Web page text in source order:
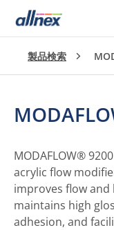
製品検索
MODAFLOW®
acrylic flow
improves flow
maintains high
adhesion, and